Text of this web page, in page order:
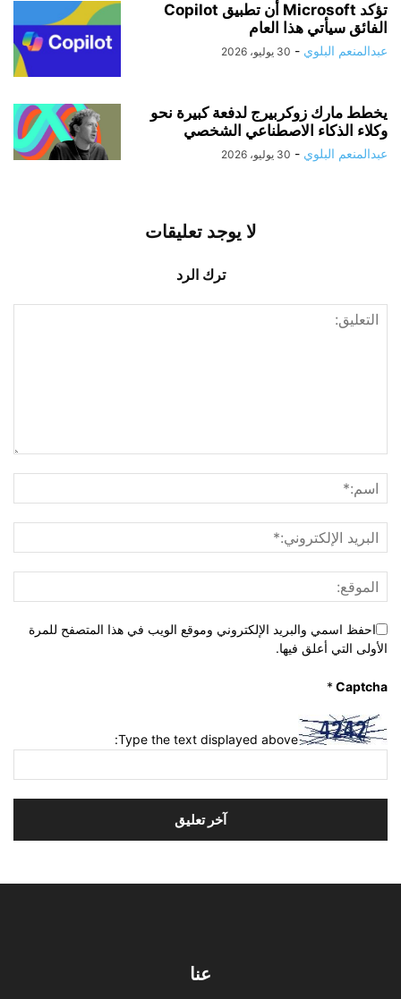
تؤكد Microsoft أن تطبيق Copilot
الفائق سيأتي هذا العام
عبدالمنعم البلوي - 30 يوليو، 2026
يخطط مارك زوكربيرج لدفعة كبيرة نحو
وكلاء الذكاء الاصطناعي الشخصي
عبدالمنعم البلوي - 30 يوليو، 2026
لا يوجد تعليقات
ترك الرد
احفظ اسمي والبريد الإلكتروني وموقع الويب في هذا المتصفح للمرة
الأولى التي أعلق فيها.
Captcha
*
Type the text displayed above:
عنا